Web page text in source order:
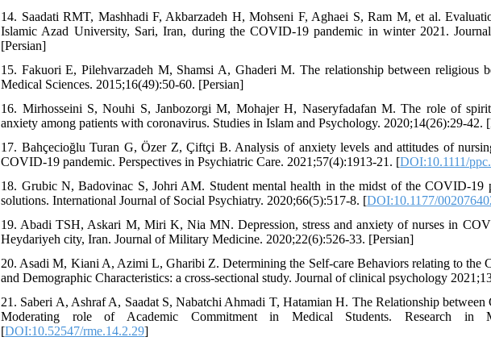
14. Saadati RMT, Mashhadi F, Akbarzadeh H, Mohseni F, Aghaei S, Ram M, et al.
Islamic Azad University, Sari, Iran, during the COVID-19 pandemic in winter 2021.
[Persian]
15. Fakuori E, Pilehvarzadeh M, Shamsi A, Ghaderi M. The relationship between religious
Medical Sciences. 2015;16(49):50-60. [Persian]
16. Mirhosseini S, Nouhi S, Janbozorgi M, Mohajer H, Naseryfadafan M. The role of
anxiety among patients with coronavirus. Studies in Islam and Psychology. 2020;14(26):29-42.
17. Bahçecioğlu Turan G, Özer Z, Çiftçi B. Analysis of anxiety levels and attitudes of
COVID‐19 pandemic. Perspectives in Psychiatric Care. 2021;57(4):1913-21. [DOI:10.1111/
18. Grubic N, Badovinac S, Johri AM. Student mental health in the midst of the COVID-19
solutions. International Journal of Social Psychiatry. 2020;66(5):517-8. [DOI:10.1177/
19. Abadi TSH, Askari M, Miri K, Nia MN. Depression, stress and anxiety of nurses in
Heydariyeh city, Iran. Journal of Military Medicine. 2020;22(6):526-33. [Persian]
20. Asadi M, Kiani A, Azimi L, Gharibi Z. Determining the Self-care Behaviors relating to
and Demographic Characteristics: a cross-sectional study. Journal of clinical psychology
21. Saberi A, Ashraf A, Saadat S, Nabatchi Ahmadi T, Hatamian H. The Relationship
Moderating role of Academic Commitment in Medical Students. Research in
[DOI:10.52547/rme.14.2.29]